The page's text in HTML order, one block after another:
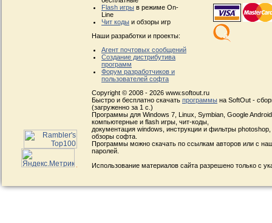
Flash игры в режиме On-
Line
Чит коды и обзоры игр
Наши разработки и проекты:
Агент почтовых сообщений
Создание дистрибутива
программ
Форум разработчиков и
пользователей софта
Copyright © 2008 - 2026 www.softout.ru
Быстро и бесплатно скачать программы на SoftOut -
(загруженно за 1 с.)
Программы для Windows 7, Linux, Symbian, Google
компьютерные и flash игры, чит-коды,
документация windows, инструкции и фильтры
обзоры софта.
Программы можно скачать по ссылкам авторов или с
паролей.
Использование материалов сайта разрешено только с